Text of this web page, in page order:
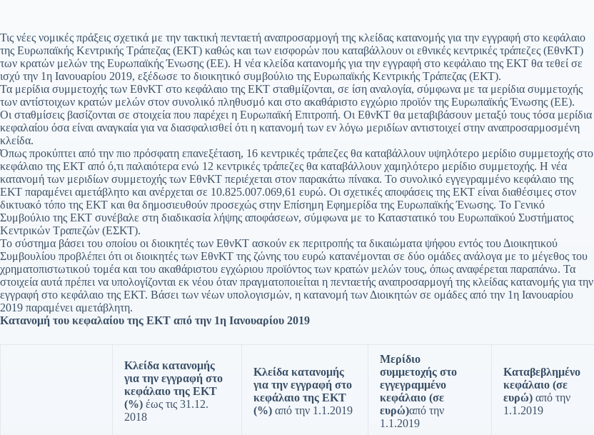
Τις νέες νομικές πράξεις σχετικά με την τακτική πενταετή αναπροσαρμογή της κλείδας κατανομής για την εγγραφή στο κεφάλαιο
της Ευρωπαϊκής Κεντρικής Τράπεζας (ΕΚΤ) καθώς και των εισφορών που καταβάλλουν οι εθνικές κεντρικές τράπεζες (ΕθνΚΤ)
των κρατών μελών της Ευρωπαϊκής Ένωσης (ΕΕ). Η νέα κλείδα κατανομής για την εγγραφή στο κεφάλαιο της ΕΚΤ θα τεθεί σε
ισχύ την 1η Ιανουαρίου 2019, εξέδωσε το διοικητικό συμβούλιο της Ευρωπαϊκής Κεντρικής Τράπεζας (ΕΚΤ).
Τα μερίδια συμμετοχής των ΕθνΚΤ στο κεφάλαιο της ΕΚΤ σταθμίζονται, σε ίση αναλογία, σύμφωνα με τα μερίδια συμμετοχής
των αντίστοιχων κρατών μελών στον συνολικό πληθυσμό και στο ακαθάριστο εγχώριο προϊόν της Ευρωπαϊκής Ένωσης (ΕΕ).
Οι σταθμίσεις βασίζονται σε στοιχεία που παρέχει η Ευρωπαϊκή Επιτροπή. Οι ΕθνΚΤ θα μεταβιβάσουν μεταξύ τους τόσα μερίδια
κεφαλαίου όσα είναι αναγκαία για να διασφαλισθεί ότι η κατανομή των εν λόγω μεριδίων αντιστοιχεί στην αναπροσαρμοσμένη
κλείδα.
Όπως προκύπτει από την πιο πρόσφατη επανεξέταση, 16 κεντρικές τράπεζες θα καταβάλλουν υψηλότερο μερίδιο συμμετοχής στο
κεφάλαιο της ΕΚΤ από ό,τι παλαιότερα ενώ 12 κεντρικές τράπεζες θα καταβάλλουν χαμηλότερο μερίδιο συμμετοχής. Η νέα
κατανομή των μεριδίων συμμετοχής των ΕθνΚΤ περιέχεται στον παρακάτω πίνακα. Το συνολικό εγγεγραμμένο κεφάλαιο της
ΕΚΤ παραμένει αμετάβλητο και ανέρχεται σε 10.825.007.069,61 ευρώ. Οι σχετικές αποφάσεις της ΕΚΤ είναι διαθέσιμες στον
δικτυακό τόπο της ΕΚΤ και θα δημοσιευθούν προσεχώς στην Επίσημη Εφημερίδα της Ευρωπαϊκής Ένωσης. Το Γενικό
Συμβούλιο της ΕΚΤ συνέβαλε στη διαδικασία λήψης αποφάσεων, σύμφωνα με το Καταστατικό του Ευρωπαϊκού Συστήματος
Κεντρικών Τραπεζών (ΕΣΚΤ).
Το σύστημα βάσει του οποίου οι διοικητές των ΕθνΚΤ ασκούν εκ περιτροπής τα δικαιώματα ψήφου εντός του Διοικητικού
Συμβουλίου προβλέπει ότι οι διοικητές των ΕθνΚΤ της ζώνης του ευρώ κατανέμονται σε δύο ομάδες ανάλογα με το μέγεθος του
χρηματοπιστωτικού τομέα και του ακαθάριστου εγχώριου προϊόντος των κρατών μελών τους, όπως αναφέρεται παραπάνω. Τα
στοιχεία αυτά πρέπει να υπολογίζονται εκ νέου όταν πραγματοποιείται η πενταετής αναπροσαρμογή της κλείδας κατανομής για την
εγγραφή στο κεφάλαιο της ΕΚΤ. Βάσει των νέων υπολογισμών, η κατανομή των Διοικητών σε ομάδες από την 1η Ιανουαρίου
2019 παραμένει αμετάβλητη.
Κατανομή του κεφαλαίου της ΕΚΤ από την 1η Ιανουαρίου 2019
Κλείδα κατανομής
για την εγγραφή στο
κεφάλαιο της ΕΚΤ
(%) έως τις 31.12.
2018
Κλείδα κατανομής
για την εγγραφή στο
κεφάλαιο της ΕΚΤ
(%) από την 1.1.2019
Μερίδιο
συμμετοχής στο
εγγεγραμμένο
κεφάλαιο (σε
ευρώ)από την
1.1.2019
Καταβεβλημένο
κεφάλαιο (σε
ευρώ) από την
1.1.2019